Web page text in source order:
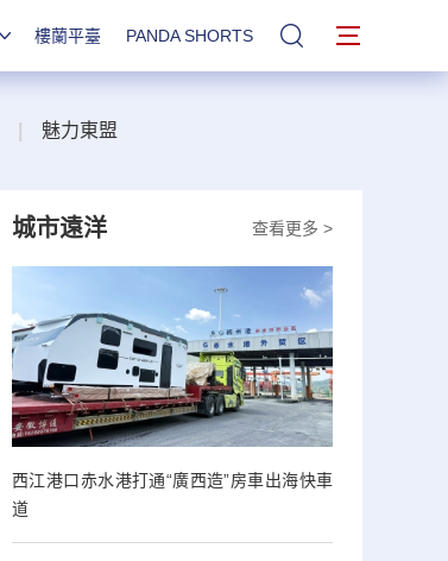
樓蘭平臺 PANDA SHORTS 站內搜索
魅力東盟
查看更多 >
城市遠洋
西江港口赤水港打通“廣西造”房車出海快車
道